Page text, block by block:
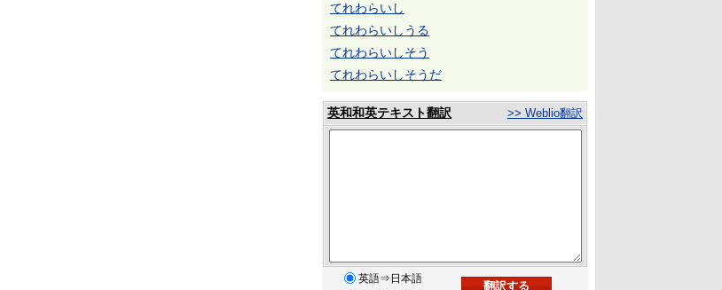
てれわらいし
てれわらいしうる
てれわらいしそう
てれわらいしそうだ
英和和英テキスト翻訳 >> Weblio翻訳
英語⇒日本語